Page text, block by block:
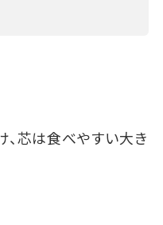
芯は食べやすい大き